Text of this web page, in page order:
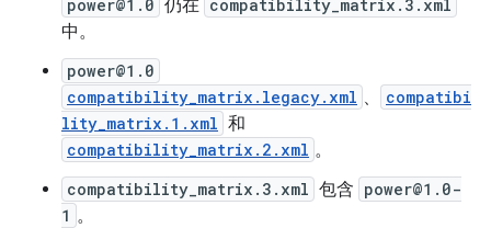
power@1.0 仍在 compatibility_matrix.3.xml
中。
power@1.0
compatibility_matrix.legacy.xml 、
compatibi
lity_matrix.1.xml 和
compatibility_matrix.2.xml 。
compatibility_matrix.3.xml 包含 power@1.0-
1 。